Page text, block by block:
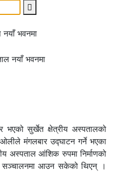
भवनमा
सुर्खेत क्षेत्रीय अस्पतालको
मंगलबार उद्घाटन गर्ने भएका
अस्पताल आंशिक रुपमा निर्माणको
सञ्चालनमा आउन सकेको थिएन् ।